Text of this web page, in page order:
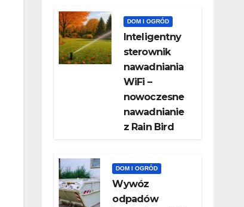
DOM I OGRÓD
Inteligentny
sterownik
nawadniania
WiFi –
nowoczesne
nawadnianie
z Rain Bird
DOM I OGRÓD
Wywóz
odpadów